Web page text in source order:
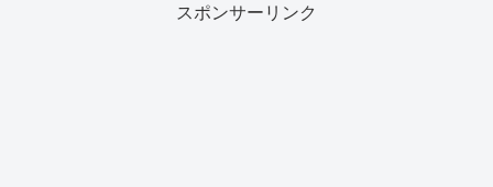
スポンサーリンク